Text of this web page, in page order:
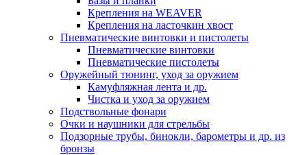
Крепления на WEAVER
Крепления на ласточкин хвост
Пневматические винтовки и пистолеты
Пневматические винтовки
Пневматические пистолеты
Оружейный тюнинг, уход за оружием
Камуфляжная лента и др.
Чистка и уход за оружием
Подствольные фонари
Очки и наушники для стрельбы
Подзорные трубы, бинокли, барометры и др. из
бронзы